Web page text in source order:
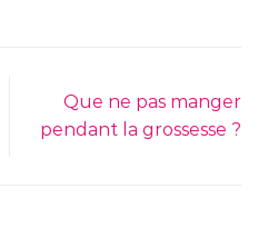
Que ne pas manger
pendant la grossesse ?